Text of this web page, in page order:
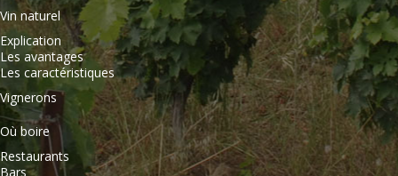
Vin naturel
Explication
Les avantages
Les caractéristiques
Vignerons
Où boire
Restaurants
Bars